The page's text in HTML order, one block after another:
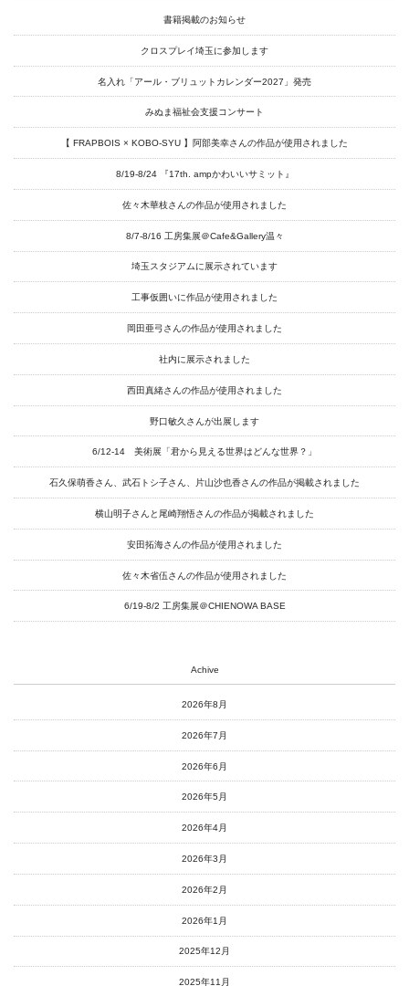
online-shop
art center syu
南関東・甲信障害者
アートサポートセンター
社会福祉法人みぬま福祉会
書籍掲載のお知らせ
クロスプレイ埼玉に参加します
名入れ「アール・ブリュットカレンダー2027」発売
みぬま福祉会支援コンサート
【 FRAPBOIS × KOBO-SYU 】阿部美幸さんの作品が使用されました
8/19-8/24 『17th. ampかわいいサミット』
佐々木華枝さんの作品が使用されました
8/7-8/16 工房集展＠Cafe&Gallery温々
埼玉スタジアムに展示されています
工事仮囲いに作品が使用されました
岡田亜弓さんの作品が使用されました
社内に展示されました
西田真緒さんの作品が使用されました
野口敏久さんが出展します
6/12-14 美術展「君から見える世界はどんな世界？」
石久保萌香さん、武石トシ子さん、片山沙也香さんの作品が掲載されました
横山明子さんと尾崎翔悟さんの作品が掲載されました
安田拓海さんの作品が使用されました
佐々木省伍さんの作品が使用されました
6/19-8/2 工房集展＠CHIENOWA BASE
Achive
2026年8月
2026年7月
2026年6月
2026年5月
2026年4月
2026年3月
2026年2月
2026年1月
2025年12月
2025年11月